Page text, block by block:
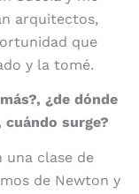
arquitectos,
que
y la tomé.
¿de dónde
surge?
una clase de
de Newton y